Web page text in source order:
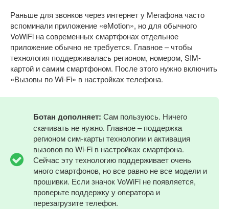
Раньше для звонков через интернет у Мегафона часто
вспоминали приложение «eMotion», но для обычного
VoWiFi на современных смартфонах отдельное
приложение обычно не требуется. Главное – чтобы
технология поддерживалась регионом, номером, SIM-
картой и самим смартфоном. После этого нужно включить
«Вызовы по Wi-Fi» в настройках телефона.
Ботан дополняет: Сам пользуюсь. Ничего
скачивать не нужно. Главное – поддержка
регионом сим-карты технологии и активация
вызовов по Wi-Fi в настройках смартфона.
Сейчас эту технологию поддерживает очень
много смартфонов, но все равно не все модели и
прошивки. Если значок VoWiFi не появляется,
проверьте поддержку у оператора и
перезагрузите телефон.